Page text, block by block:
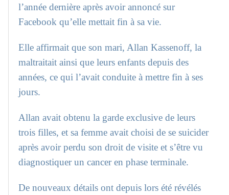
l’année dernière après avoir annoncé sur
Facebook qu’elle mettait fin à sa vie.
Elle affirmait que son mari, Allan Kassenoff, la
maltraitait ainsi que leurs enfants depuis des
années, ce qui l’avait conduite à mettre fin à ses
jours.
Allan avait obtenu la garde exclusive de leurs
trois filles, et sa femme avait choisi de se suicider
après avoir perdu son droit de visite et s’être vu
diagnostiquer un cancer en phase terminale.
De nouveaux détails ont depuis lors été révélés